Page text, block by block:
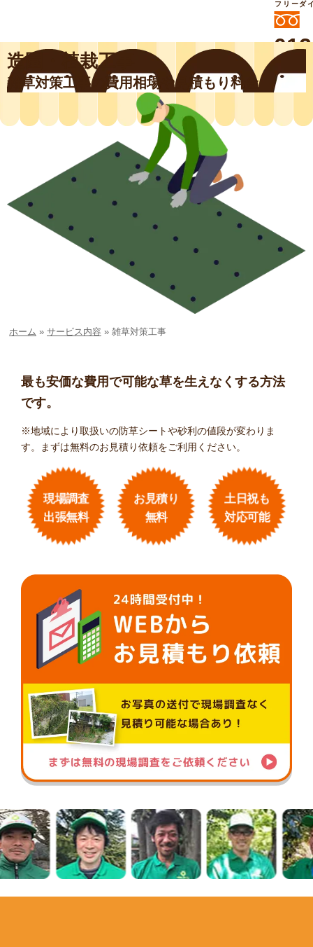
外構工事や庭リフォームは庭づくり業界
No.1チェーン店の
smileガーデンプチ庭づくり事業部にお
任せください！
フリーダ
造園・植栽工事
雑草対策工事の費用相場や見積もり料金
ホーム » サービス内容 » 雑草対策工事
最も安価な費用で可能な草を生えなくする方法
です。
※地域により取扱いの防草シートや砂利の値段が変わりま
す。まずは無料のお見積り依頼をご利用ください。
現場調査
出張無料
お見積り
無料
土日祝も
対応可能